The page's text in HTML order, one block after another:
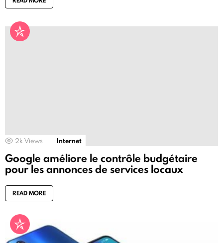
2k Views Internet
Google améliore le contrôle budgétaire
pour les annonces de services locaux
READ MORE